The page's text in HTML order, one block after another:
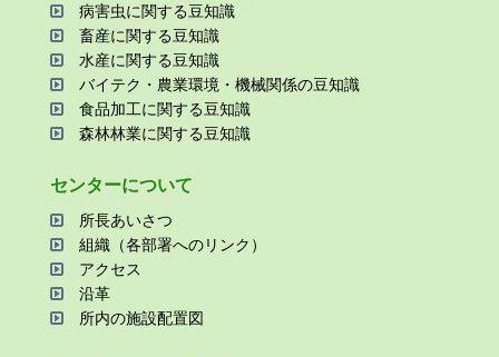
病害⾍に関する⾖知識
畜産に関する⾖知識
⽔産に関する⾖知識
バイテク・農業環境・機械関係の⾖知識
⾷品加⼯に関する⾖知識
森林林業に関する⾖知識
センターについて
所⻑あいさつ
組織（各部署へのリンク）
アクセス
沿⾰
所内の施設配置図